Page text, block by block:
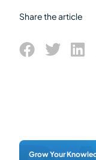
Share the article
Grow Your